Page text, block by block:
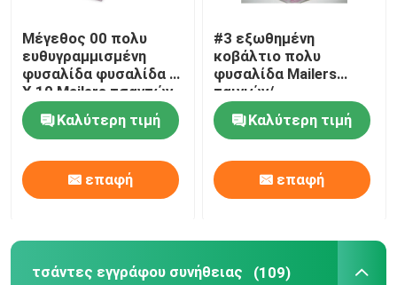
Μέγεθος 00 πολυ
ευθυγραμμισμένη
φυσαλίδα φυσαλίδα 5
X 10 Mailers τσαντών
για τη σαφή χρήση
παράδοσης
Καλύτερη τιμή
επαφή
#3 εξωθημένη
κοβάλτιο πολυ
φυσαλίδα Mailers
ταινιών/
συσκευάζοντας
φάκελοι
περικαλυμμάτων
φυσαλίδων
Καλύτερη τιμή
επαφή
τσάντες εγγράφου συνήθειας (109)